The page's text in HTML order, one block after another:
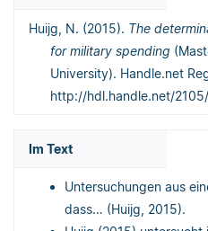
Huijg, N. (2015). The
for military spending
University). Handle.net
http://hdl.handle.net/
Im Text
Untersuchungen aus
dass… (Huijg, 2015).